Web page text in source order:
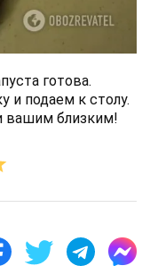
готова.
и подаем к столу.
вашим близким!